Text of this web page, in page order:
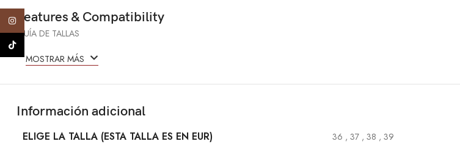
Features & Compatibility
GUÍA DE TALLAS
MOSTRAR MÁS
Información adicional
ELIGE LA TALLA (ESTA TALLA ES EN EUR) 36 , 37 , 38 , 39
Instagram